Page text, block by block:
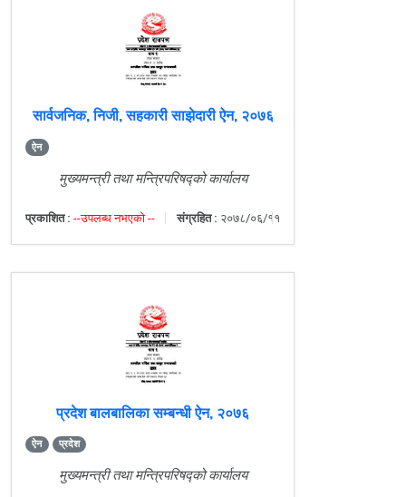
सार्वजनिक, निजी, सहकारी साझेदारी ऐन, २०७६
ऐन
मुख्यमन्त्री तथा मन्त्रिपरिषद्को कार्यालय
प्रकाशित : --उपलब्ध नभएको -- संग्रहित : २०७८/०६/११
प्रदेश बालबालिका सम्बन्धी ऐन, २०७६
ऐन प्रदेश
मुख्यमन्त्री तथा मन्त्रिपरिषद्को कार्यालय